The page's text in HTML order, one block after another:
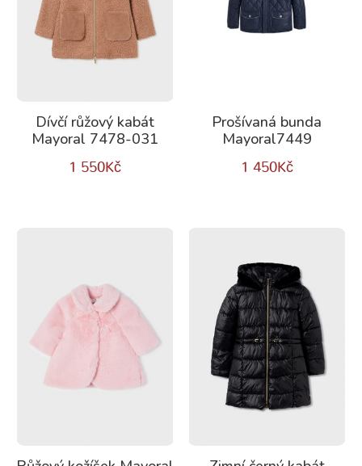
Dívčí růžový kabát
Mayoral 7478-031
1 550Kč
Prošívaná bunda
Mayoral7449
1 450Kč